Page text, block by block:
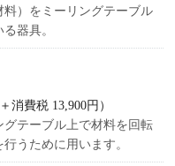
料）をミーリングテーブル
器具。
＋消費税 13,900円）
テーブル上で材料を回転
うために用います。